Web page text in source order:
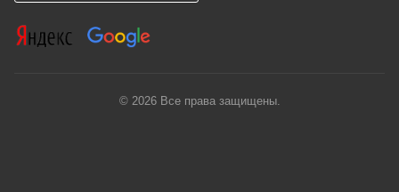
© 2026 Все права защищены.